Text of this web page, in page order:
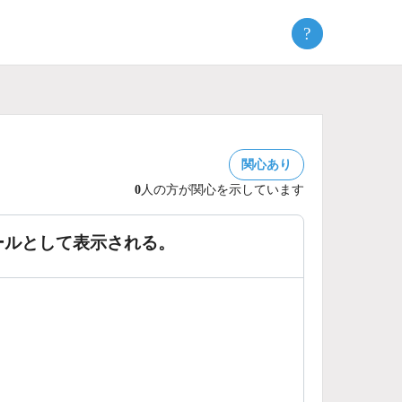
?
関心あり
0人の方が関心を示しています
として表示される。